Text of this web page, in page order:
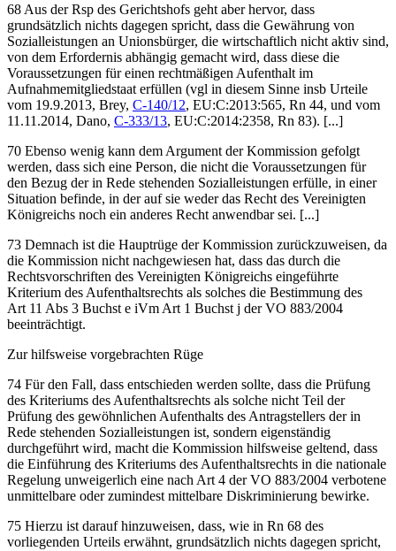
68 Aus der Rsp des Gerichtshofs geht aber hervor, dass
grundsätzlich nichts dagegen spricht, dass die Gewährung von
Sozialleistungen an Unionsbürger, die wirtschaftlich nicht aktiv sind,
von dem Erfordernis abhängig gemacht wird, dass diese die
Voraussetzungen für einen rechtmäßigen Aufenthalt im
Aufnahmemitgliedstaat erfüllen (vgl in diesem Sinne insb Urteile
vom 19.9.2013, Brey, C-140/12, EU:C:2013:565, Rn 44, und vom
11.11.2014, Dano, C-333/13, EU:C:2014:2358, Rn 83). [...]
70 Ebenso wenig kann dem Argument der Kommission gefolgt
werden, dass sich eine Person, die nicht die Voraussetzungen für
den Bezug der in Rede stehenden Sozialleistungen erfülle, in einer
Situation befinde, in der auf sie weder das Recht des Vereinigten
Königreichs noch ein anderes Recht anwendbar sei. [...]
73 Demnach ist die Hauptrüge der Kommission zurückzuweisen, da
die Kommission nicht nachgewiesen hat, dass das durch die
Rechtsvorschriften des Vereinigten Königreichs eingeführte
Kriterium des Aufenthaltsrechts als solches die Bestimmung des
Art 11 Abs 3 Buchst e iVm Art 1 Buchst j der VO 883/2004
beeinträchtigt.
Zur hilfsweise vorgebrachten Rüge
74 Für den Fall, dass entschieden werden sollte, dass die Prüfung
des Kriteriums des Aufenthaltsrechts als solche nicht Teil der
Prüfung des gewöhnlichen Aufenthalts des Antragstellers der in
Rede stehenden Sozialleistungen ist, sondern eigenständig
durchgeführt wird, macht die Kommission hilfsweise geltend, dass
die Einführung des Kriteriums des Aufenthaltsrechts in die nationale
Regelung unweigerlich eine nach Art 4 der VO 883/2004 verbotene
unmittelbare oder zumindest mittelbare Diskriminierung bewirke.
75 Hierzu ist darauf hinzuweisen, dass, wie in Rn 68 des
vorliegenden Urteils erwähnt, grundsätzlich nichts dagegen spricht,